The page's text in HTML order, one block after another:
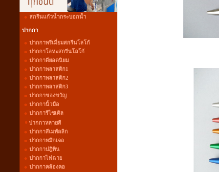
สกรีนแก้วน้ำกระบอกน้ำ
ปากกา
ปากกาพรีเมี่ยมสกรีนโลโก้
ปากกาโลหะสกรีนโลโก้
ปากกาดียอดนิยม
ปากกาพลาสติก1
ปากกาพลาสติก2
ปากกาพลาสติก3
ปากกาของขวัญ
ปากกานิ้วมือ
ปากการีไซเคิล
ปากกาหลายสี
ปากกาสีเมทัลลิก
ปากกาหมึกเจล
ปากกาปฎิทิน
ปากกาไฟฉาย
ปากกาคล้องคอ